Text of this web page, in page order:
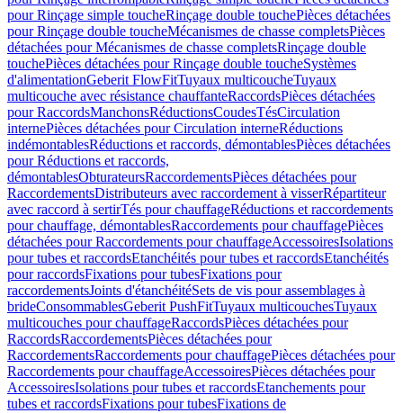
pour Rinçage simple toucheRinçage double touchePièces détachées
pour Rinçage double toucheMécanismes de chasse completsPièces
détachées pour Mécanismes de chasse completsRinçage double
touchePièces détachées pour Rinçage double toucheSystèmes
d'alimentationGeberit FlowFitTuyaux multicoucheTuyaux
multicouche avec résistance chauffanteRaccordsPièces détachées
pour RaccordsManchonsRéductionsCoudesTésCirculation
internePièces détachées pour Circulation interneRéductions
indémontablesRéductions et raccords, démontablesPièces détachées
pour Réductions et raccords,
démontablesObturateursRaccordementsPièces détachées pour
RaccordementsDistributeurs avec raccordement à visserRépartiteur
avec raccord à sertirTés pour chauffageRéductions et raccordements
pour chauffage, démontablesRaccordements pour chauffagePièces
détachées pour Raccordements pour chauffageAccessoiresIsolations
pour tubes et raccordsEtanchéités pour tubes et raccordsEtanchéités
pour raccordsFixations pour tubesFixations pour
raccordementsJoints d'étanchéitéSets de vis pour assemblages à
brideConsommablesGeberit PushFitTuyaux multicouchesTuyaux
multicouches pour chauffageRaccordsPièces détachées pour
RaccordsRaccordementsPièces détachées pour
RaccordementsRaccordements pour chauffagePièces détachées pour
Raccordements pour chauffageAccessoiresPièces détachées pour
AccessoiresIsolations pour tubes et raccordsEtanchements pour
tubes et raccordsFixations pour tubesFixations de